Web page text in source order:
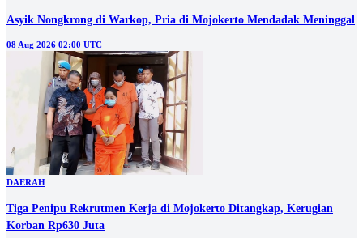
Asyik Nongkrong di Warkop, Pria di Mojokerto Mendadak Meninggal
08 Aug 2026 02:00 UTC
DAERAH
Tiga Penipu Rekrutmen Kerja di Mojokerto Ditangkap, Kerugian
Korban Rp630 Juta